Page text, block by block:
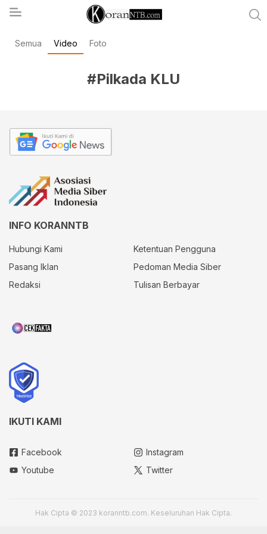
koranntb.com
Semua Video Foto
#Pilkada KLU
INFO KORANNTB
Hubungi Kami
Ketentuan Pengguna
Pasang Iklan
Pedoman Media Siber
Redaksi
Tulisan Berbayar
IKUTI KAMI
Facebook
Instagram
Youtube
Twitter
Hak Cipta © 2023 koranntb.com. Keseluruhan Hak Cipta.